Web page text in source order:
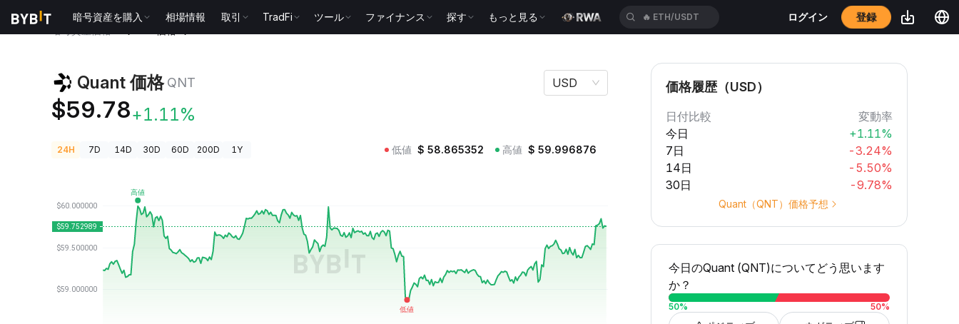
暗号資産を購入 相場情報 取引 TradFi ツール ファイナンス 探す もっと見る 🔥 ETH/USDT ログイン 登録
Quant 価格 QNT
$59.78+1.11%
USD
24H 7D 14D 30D 60D 200D 1Y 低値 $ 58.865352 高値 $ 59.996876
価格履歴（USD）
日付比較
変動率
今日
+1.11%
7日
-3.24%
14日
-5.50%
30日
-9.78%
Quant（QNT）価格予想
今日のQuant (QNT)についてどう思います
か？
50% 50%